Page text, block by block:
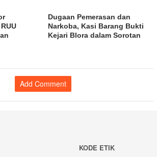
Dugaan Pemerasan dan
Narkoba, Kasi Barang Bukti
Kejari Blora dalam Sorotan
Add Comment
KODE ETIK